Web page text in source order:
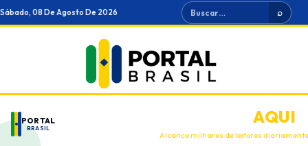
Ir
para
Sábado, 08 De Agosto De 2026 Buscar ⌕
PORTAL
BRASIL
ANUNCIEAQUI
Alcance milhares de leitores diariamente